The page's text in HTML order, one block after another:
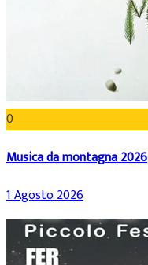
0
Musica da montagna 2026
1 Agosto 2026